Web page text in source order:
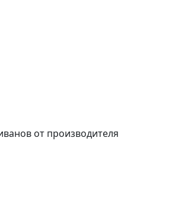
от производителя